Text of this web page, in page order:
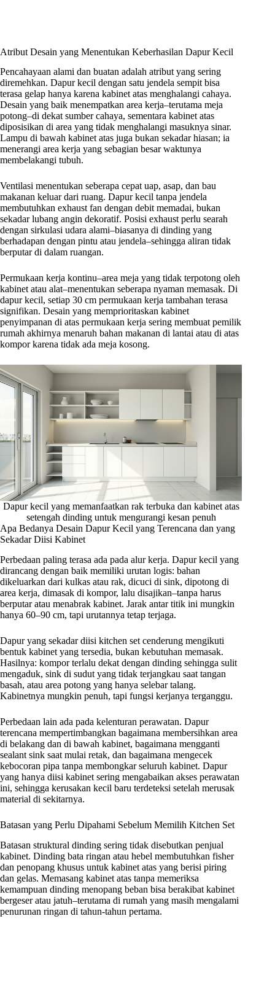
Atribut Desain yang Menentukan Keberhasilan Dapur Kecil
Pencahayaan alami dan buatan adalah atribut yang sering
diremehkan. Dapur kecil dengan satu jendela sempit bisa
terasa gelap hanya karena kabinet atas menghalangi cahaya.
Desain yang baik menempatkan area kerja–terutama meja
potong–di dekat sumber cahaya, sementara kabinet atas
diposisikan di area yang tidak menghalangi masuknya sinar.
Lampu di bawah kabinet atas juga bukan sekadar hiasan; ia
menerangi area kerja yang sebagian besar waktunya
membelakangi tubuh.
Ventilasi menentukan seberapa cepat uap, asap, dan bau
makanan keluar dari ruang. Dapur kecil tanpa jendela
membutuhkan exhaust fan dengan debit memadai, bukan
sekadar lubang angin dekoratif. Posisi exhaust perlu searah
dengan sirkulasi udara alami–biasanya di dinding yang
berhadapan dengan pintu atau jendela–sehingga aliran tidak
berputar di dalam ruangan.
Permukaan kerja kontinu–area meja yang tidak terpotong oleh
kabinet atau alat–menentukan seberapa nyaman memasak. Di
dapur kecil, setiap 30 cm permukaan kerja tambahan terasa
signifikan. Desain yang memprioritaskan kabinet
penyimpanan di atas permukaan kerja sering membuat pemilik
rumah akhirnya menaruh bahan makanan di lantai atau di atas
kompor karena tidak ada meja kosong.
Dapur kecil yang memanfaatkan rak terbuka dan kabinet atas
setengah dinding untuk mengurangi kesan penuh
Apa Bedanya Desain Dapur Kecil yang Terencana dan yang
Sekadar Diisi Kabinet
Perbedaan paling terasa ada pada alur kerja. Dapur kecil yang
dirancang dengan baik memiliki urutan logis: bahan
dikeluarkan dari kulkas atau rak, dicuci di sink, dipotong di
area kerja, dimasak di kompor, lalu disajikan–tanpa harus
berputar atau menabrak kabinet. Jarak antar titik ini mungkin
hanya 60–90 cm, tapi urutannya tetap terjaga.
Dapur yang sekadar diisi kitchen set cenderung mengikuti
bentuk kabinet yang tersedia, bukan kebutuhan memasak.
Hasilnya: kompor terlalu dekat dengan dinding sehingga sulit
mengaduk, sink di sudut yang tidak terjangkau saat tangan
basah, atau area potong yang hanya selebar talang.
Kabinetnya mungkin penuh, tapi fungsi kerjanya terganggu.
Perbedaan lain ada pada kelenturan perawatan. Dapur
terencana mempertimbangkan bagaimana membersihkan area
di belakang dan di bawah kabinet, bagaimana mengganti
sealant sink saat mulai retak, dan bagaimana mengecek
kebocoran pipa tanpa membongkar seluruh kabinet. Dapur
yang hanya diisi kabinet sering mengabaikan akses perawatan
ini, sehingga kerusakan kecil baru terdeteksi setelah merusak
material di sekitarnya.
Batasan yang Perlu Dipahami Sebelum Memilih Kitchen Set
Batasan struktural dinding sering tidak disebutkan penjual
kabinet. Dinding bata ringan atau hebel membutuhkan fisher
dan penopang khusus untuk kabinet atas yang berisi piring
dan gelas. Memasang kabinet atas tanpa memeriksa
kemampuan dinding menopang beban bisa berakibat kabinet
bergeser atau jatuh–terutama di rumah yang masih mengalami
penurunan ringan di tahun-tahun pertama.